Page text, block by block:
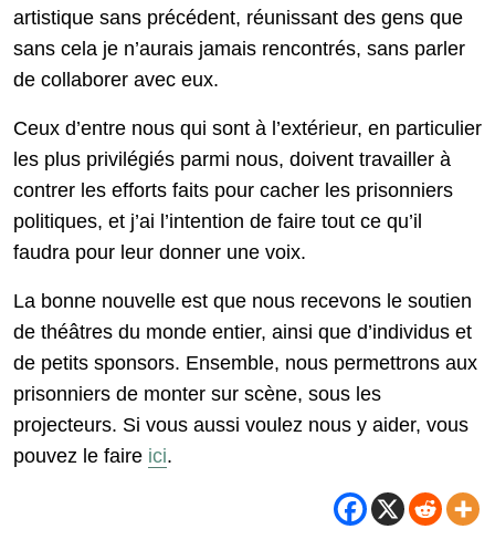
artistique sans précédent, réunissant des gens que
sans cela je n’aurais jamais rencontrés, sans parler
de collaborer avec eux.
Ceux d’entre nous qui sont à l’extérieur, en particulier
les plus privilégiés parmi nous, doivent travailler à
contrer les efforts faits pour cacher les prisonniers
politiques, et j’ai l’intention de faire tout ce qu’il
faudra pour leur donner une voix.
La bonne nouvelle est que nous recevons le soutien
de théâtres du monde entier, ainsi que d’individus et
de petits sponsors. Ensemble, nous permettrons aux
prisonniers de monter sur scène, sous les
projecteurs. Si vous aussi voulez nous y aider, vous
pouvez le faire ici.